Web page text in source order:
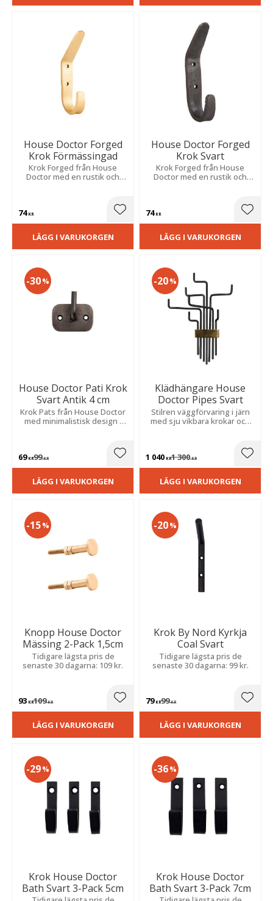
House Doctor Forged
Krok Förmässingad
Krok Forged från House
Doctor med en rustik och
74KR Lägg till i favoriter
LÄGG I VARUKORGEN
House Doctor Forged
Krok Svart
Krok Forged från House
Doctor med en rustik och
74KR
LÄGG I VARUKORGEN
House Doctor Pati Krok
Svart Antik 4 cm
Krok Pats från House Doctor
med minimalistisk design i
69KR99KR
30%
Lägg till i favoriter
LÄGG I VARUKORGEN
Klädhängare House
Doctor Pipes Svart
Stilren väggförvaring i järn
med sju vikbara krokar och
1 040 KR1 300KR
20%
LÄGG I VARUKORGEN
Knopp House Doctor
Mässing 2-Pack 1,5cm
Tidigare lägsta pris de
senaste 30 dagarna: 109 kr.
93 KR109KR
15%
Lägg till i favoriter
LÄGG I VARUKORGEN
Krok By Nord Kyrkja
Coal Svart
Tidigare lägsta pris de
senaste 30 dagarna: 99 kr.
79KR99KR
20%
LÄGG I VARUKORGEN
Krok House Doctor
Bath Svart 3-Pack 5cm
29%
Krok House Doctor
Bath Svart 3-Pack 7cm
36%